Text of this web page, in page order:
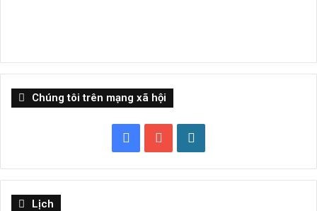
Chúng tôi trên mạng xã hội
FacebookYouTube
Lịch